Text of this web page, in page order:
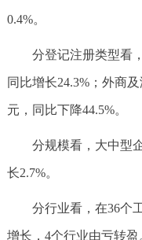
0.4%。
分登记注册类型看
同比增长24.3%；外商
元，同比下降44.5%。
分规模看，大中型
长2.7%。
分行业看，在36个
增长，4个行业由亏转